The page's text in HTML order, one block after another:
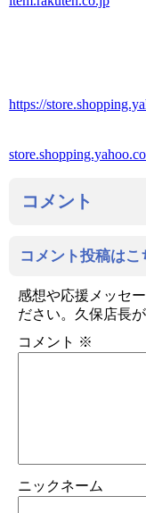
https://
コメント
コメント投稿はこ
感想や応援メッセ
ださい。久保店長
コメント ※
ニックネーム